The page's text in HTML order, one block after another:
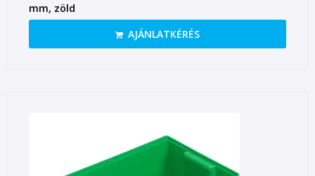
mm, zöld
AJÁNLATKÉRÉS